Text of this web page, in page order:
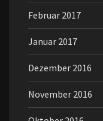
Februar 2017
Januar 2017
Dezember 2016
November 2016